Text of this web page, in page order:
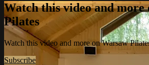
Watch this video and more
Pilates
Watch this video and more on Warsaw
Subscribe